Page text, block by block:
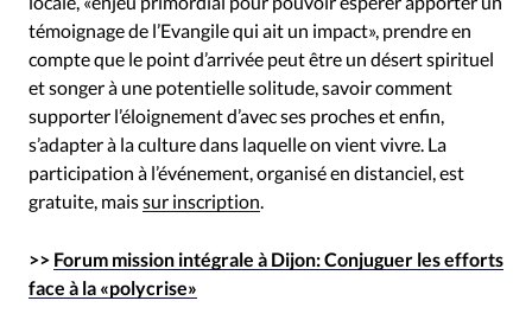
témoignage de l’Evangile qui ait un impact», prendre en
compte que le point d’arrivée peut être un désert spirituel
et songer à une potentielle solitude, savoir comment
supporter l’éloignement d’avec ses proches et enfin,
s’adapter à la culture dans laquelle on vient vivre. La
participation à l’événement, organisé en distanciel, est
gratuite, maissur inscription.
>> Forum mission intégrale à Dijon: Conjuguer les efforts
face à la «polycrise»